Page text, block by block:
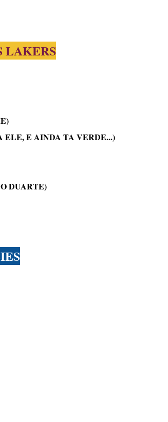
LAKERS
ELE, E AINDA TA VERDE...)
DUARTE)